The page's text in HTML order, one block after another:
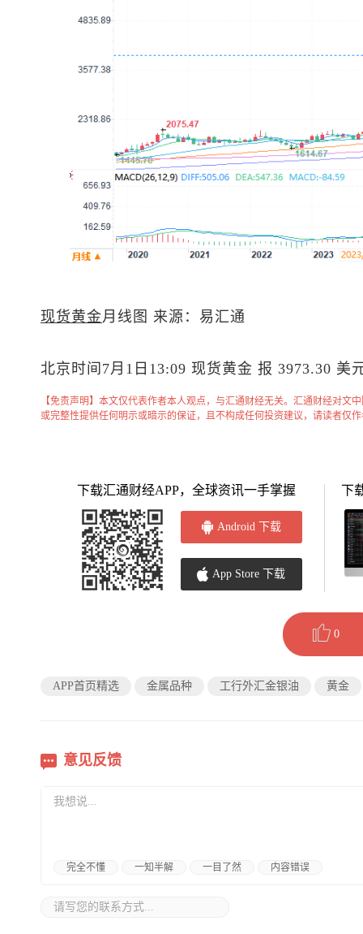
现货黄金月线图 来源：易汇通
北京时间7月1日13:09 现货黄金 报 3973.30 美
【免责声明】本文仅代表作者本人观点，与汇通财经无关。汇通财经对文
或完整性提供任何明示或暗示的保证，且不构成任何投资建议，请读者仅
下载汇通财经APP，全球资讯一手掌握
Android 下载
App Store 下载
下
0
APP首页精选 金属品种 工行外汇金银油 黄金
意见反馈
完全不懂 一知半解 一目了然 内容错误